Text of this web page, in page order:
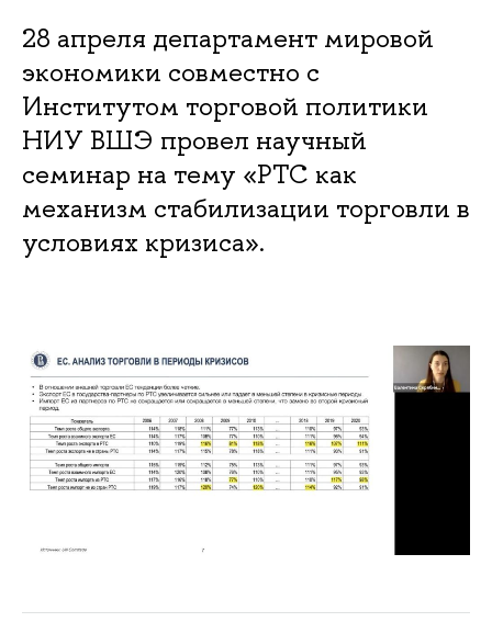
28 апреля департамент мировой
экономики совместно с
Институтом торговой политики
НИУ ВШЭ провел научный
семинар на тему «РТС как
механизм стабилизации торговли в
условиях кризиса».